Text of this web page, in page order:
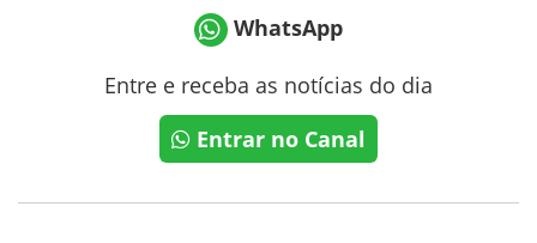
WhatsApp
Entre e receba as notícias do dia
Entrar no Canal